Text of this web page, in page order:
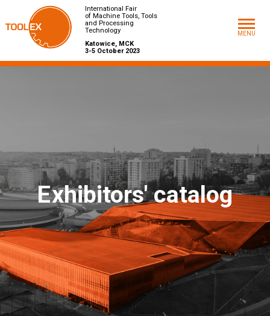
International Fair
of Machine Tools, Tools
and Processing
Technology
Katowice, MCK
3-5 October 2023
MENU
Exhibitors' catalog